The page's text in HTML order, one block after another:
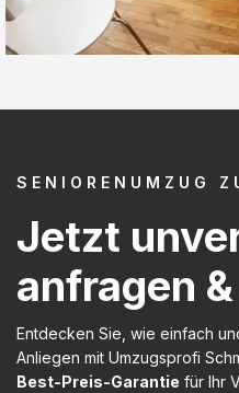
SENIORENUMZUG
Jetzt
anfragen
Entdecken Sie, wie einfach
Anliegen mit Umzugsprofi
Best-Preis-Garantie für Ihr